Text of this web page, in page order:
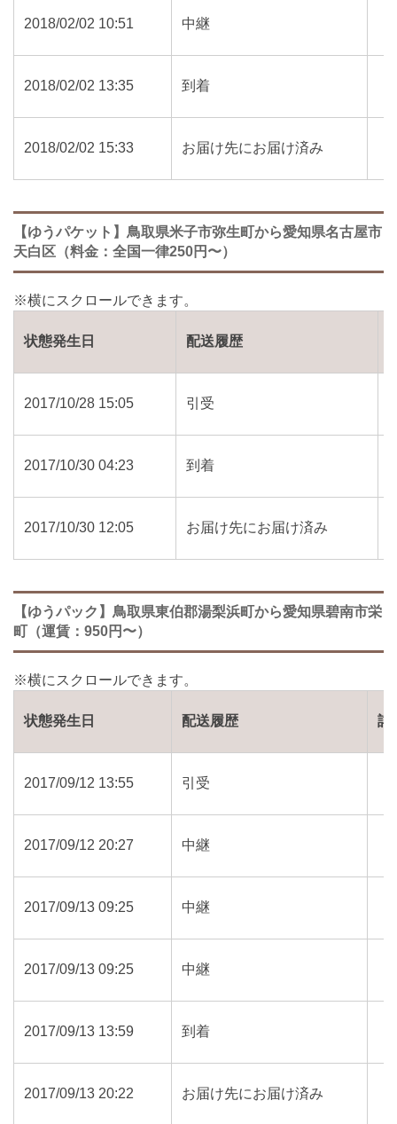
2018/02/02 10:51 中継
2018/02/02 13:35 到着
2018/02/02 15:33 お届け先にお届け済み
【ゆうパケット】鳥取県米子市弥生町から愛知県名古屋市
天白区（料金：全国一律250円〜）
状態発生日 配送履歴
2017/10/28 15:05 引受
2017/10/30 04:23 到着
2017/10/30 12:05 お届け先にお届け済み
【ゆうパック】鳥取県東伯郡湯梨浜町から愛知県碧南市栄
町（運賃：950円〜）
状態発生日 配送履歴 詳
2017/09/12 13:55 引受
2017/09/12 20:27 中継
2017/09/13 09:25 中継
2017/09/13 09:25 中継
2017/09/13 13:59 到着
2017/09/13 20:22 お届け先にお届け済み